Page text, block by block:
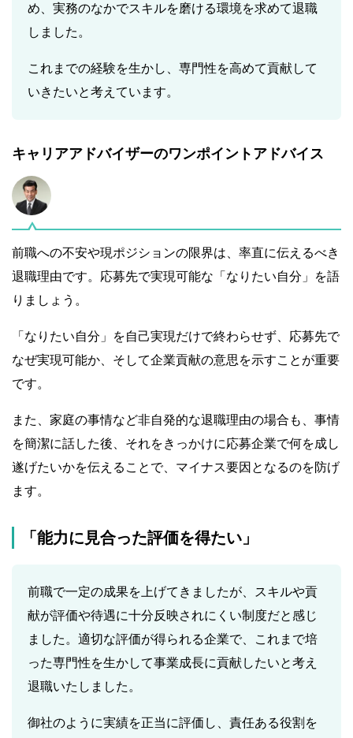
め、実務のなかでスキルを磨ける環境を求めて退職
しました。
これまでの経験を生かし、専門性を高めて貢献して
いきたいと考えています。
キャリアアドバイザーのワンポイントアドバイス
前職への不安や現ポジションの限界は、率直に伝えるべき
退職理由です。応募先で実現可能な「なりたい自分」を語
りましょう。
「なりたい自分」を自己実現だけで終わらせず、応募先で
なぜ実現可能か、そして企業貢献の意思を示すことが重要
です。
また、家庭の事情など非自発的な退職理由の場合も、事情
を簡潔に話した後、それをきっかけに応募企業で何を成し
遂げたいかを伝えることで、マイナス要因となるのを防げ
ます。
「能力に見合った評価を得たい」
前職で一定の成果を上げてきましたが、スキルや貢
献が評価や待遇に十分反映されにくい制度だと感じ
ました。適切な評価が得られる企業で、これまで培
った専門性を生かして事業成長に貢献したいと考え
退職いたしました。
御社のように実績を正当に評価し、責任ある役割を